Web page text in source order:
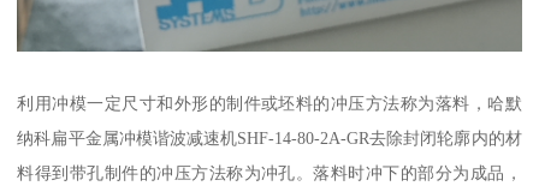
利用冲模一定尺寸和外形的制件或坯料的冲压方法称为落料，哈默
纳科扁平金属冲模谐波减速机SHF-14-80-2A-GR去除封闭轮廓内的材
料得到带孔制件的冲压方法称为冲孔。落料时冲下的部分为成品，